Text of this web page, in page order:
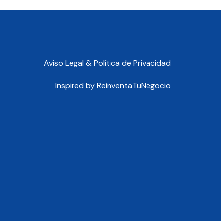
Aviso Legal & Política de Privacidad
Inspired byReinventaTuNegocio